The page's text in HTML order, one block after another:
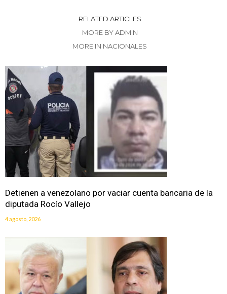
RELATED ARTICLES
MORE BY ADMIN
MORE IN NACIONALES
Detienen a venezolano por vaciar cuenta bancaria de la
diputada Rocío Vallejo
4 agosto, 2026